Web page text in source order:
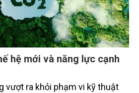
hệ mới và năng lực cạnh
vượt ra khỏi phạm vi kỹ thuật